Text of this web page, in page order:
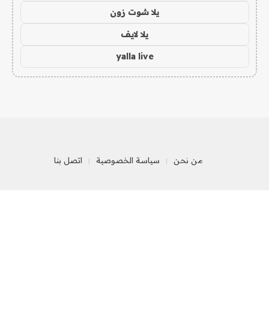
يلا شوت زون
يلا لايف
yalla live
من نحن سياسة الخصوصية اتصل بنا